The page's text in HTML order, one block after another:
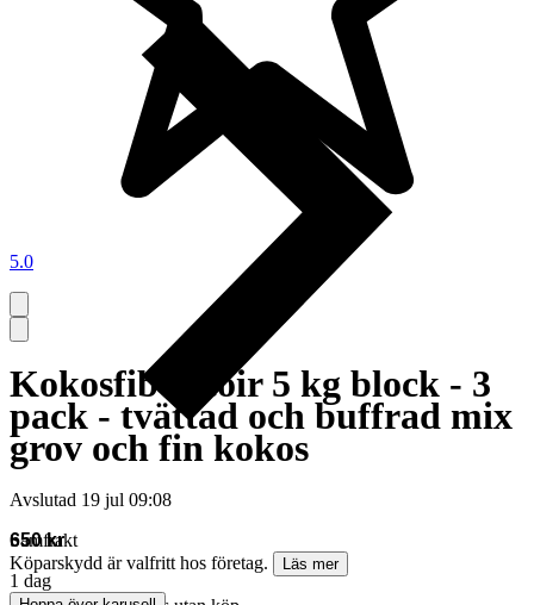
5.0
Kokosfiber coir 5 kg block - 3
pack - tvättad och buffrad mix
grov och fin kokos
Avslutad 19 jul 09:08
650 kr
Köparskydd är valfritt hos företag.
Läs mer
Samfrakt
1 dag